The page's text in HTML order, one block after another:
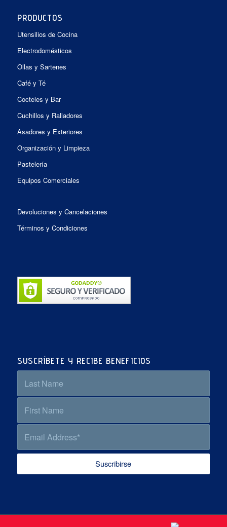
PRODUCTOS
Utensilios de Cocina
Electrodomésticos
Ollas y Sartenes
Café y Té
Cocteles y Bar
Cuchillos y Ralladores
Asadores y Exteriores
Organización y Limpieza
Pastelería
Equipos Comerciales
Devoluciones y Cancelaciones
Términos y Condiciones
SUSCRÍBETE Y RECIBE BENEFICIOS